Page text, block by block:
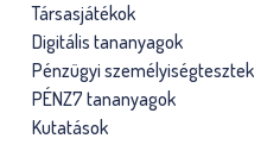
Társasjátékok
Digitális tananyagok
Pénzügyi személyiségtesztek
PÉNZ7 tananyagok
Kutatások